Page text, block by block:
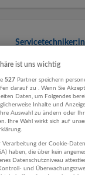
Telekommunikation
Salzburg
Technik,
Elektrotechniker:in
30.07.2026,
Telekommunikation
ist uns wichtig
527 Partner speichern
darauf zu . Wenn Sie
Daten, um Folgendes
Inhalte und
Auswahl zu ändern oder
Ihre Wahl wirkt sich auf
Verarbeitung der Cookie-
haben, die über kein
Datenschutzniveau
und